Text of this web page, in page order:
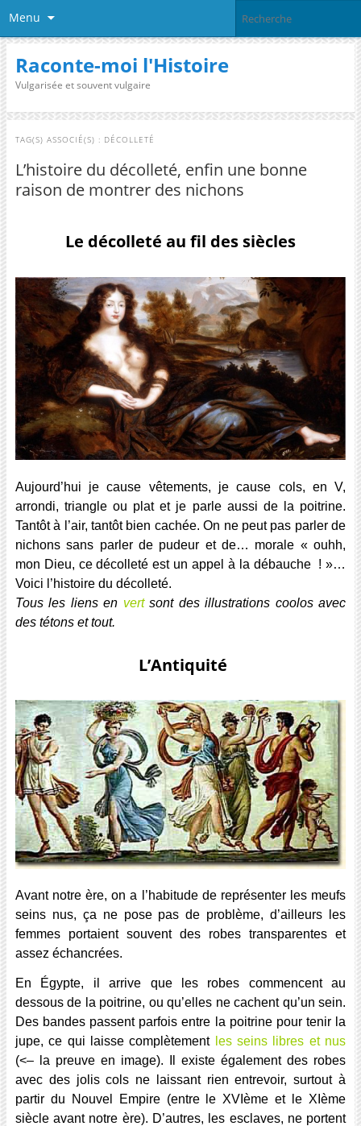
Menu
Raconte-moi l'Histoire
Vulgarisée et souvent vulgaire
TAG(S) ASSOCIÉ(S) : DÉCOLLETÉ
L’histoire du décolleté, enfin une bonne
raison de montrer des nichons
Le décolleté au fil des siècles
Aujourd’hui je cause vêtements, je cause cols, en V,
arrondi, triangle ou plat et je parle aussi de la poitrine.
Tantôt à l’air, tantôt bien cachée. On ne peut pas parler de
nichons sans parler de pudeur et de… morale « ouhh,
mon Dieu, ce décolleté est un appel à la débauche ! »…
Voici l’histoire du décolleté.
Tous les liens en vertsont des illustrations coolos avec
des tétons et tout.
L’Antiquité
Avant notre ère, on a l’habitude de représenter les meufs
seins nus, ça ne pose pas de problème, d’ailleurs les
femmes portaient souvent des robes transparentes et
assez échancrées.
En Égypte, il arrive que les robes commencent au
dessous de la poitrine, ou qu’elles ne cachent qu’un sein.
Des bandes passent parfois entre la poitrine pour tenir la
jupe, ce qui laisse complètement les seins libres et nus
(<– la preuve en image). Il existe également des robes
avec des jolis cols ne laissant rien entrevoir, surtout à
partir du Nouvel Empire (entre le XVIème et le XIème
siècle avant notre ère). D’autres, les esclaves, ne portent